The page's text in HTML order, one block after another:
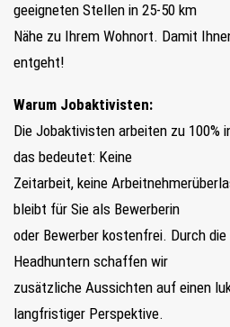
geeigneten Stellen in 25-50 km
Nähe zu Ihrem Wohnort. Damit
entgeht!
Warum Jobaktivisten:
Die Jobaktivisten arbeiten zu 100%
das bedeutet: Keine
Zeitarbeit, keine
bleibt für Sie als Bewerberin
oder Bewerber kostenfrei. Durch
Headhuntern schaffen wir
zusätzliche Aussichten auf einen
langfristiger Perspektive.